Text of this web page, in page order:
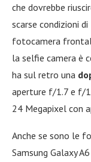
che dovrebbe
scarse condizioni
fotocamera
la selfie camera è
ha sul retro una
aperture f/1.7 e f/
24 Megapixel con
Anche se sono le
Samsung Galaxy